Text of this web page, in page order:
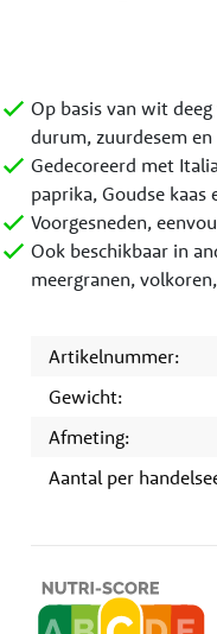
Op basis van wit
durum, zuurdesem
Gedecoreerd met
paprika, Goudse kaas
Voorgesneden,
Ook beschikbaar in
meergranen,
Artikelnummer:
Gewicht:
Afmeting:
Aantal per